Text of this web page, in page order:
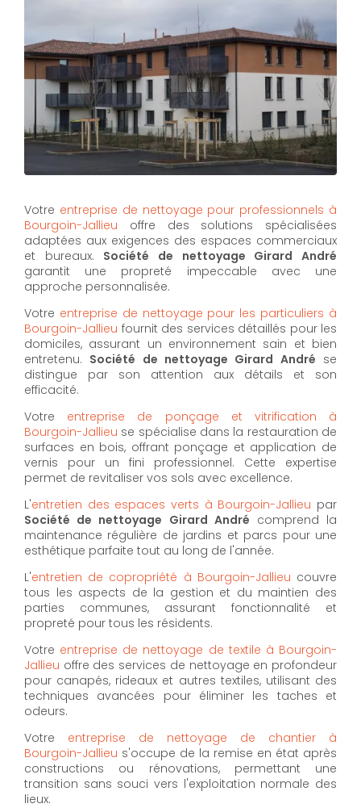
Votre entreprise de nettoyage pour professionnels à
Bourgoin-Jallieu offre des solutions spécialisées
adaptées aux exigences des espaces commerciaux
et bureaux. Société de nettoyage Girard André
garantit une propreté impeccable avec une
approche personnalisée.
Votre entreprise de nettoyage pour les particuliers à
Bourgoin-Jallieu fournit des services détaillés pour les
domiciles, assurant un environnement sain et bien
entretenu. Société de nettoyage Girard André se
distingue par son attention aux détails et son
efficacité.
Votre entreprise de ponçage et vitrification à
Bourgoin-Jallieu se spécialise dans la restauration de
surfaces en bois, offrant ponçage et application de
vernis pour un fini professionnel. Cette expertise
permet de revitaliser vos sols avec excellence.
L'entretien des espaces verts à Bourgoin-Jallieu par
Société de nettoyage Girard André comprend la
maintenance régulière de jardins et parcs pour une
esthétique parfaite tout au long de l'année.
L'entretien de copropriété à Bourgoin-Jallieu couvre
tous les aspects de la gestion et du maintien des
parties communes, assurant fonctionnalité et
propreté pour tous les résidents.
Votre entreprise de nettoyage de textile à Bourgoin-
Jallieu offre des services de nettoyage en profondeur
pour canapés, rideaux et autres textiles, utilisant des
techniques avancées pour éliminer les taches et
odeurs.
Votre entreprise de nettoyage de chantier à
Bourgoin-Jallieu s'occupe de la remise en état après
constructions ou rénovations, permettant une
transition sans souci vers l'exploitation normale des
lieux.